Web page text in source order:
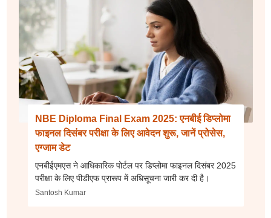
NBE Diploma Final Exam 2025: एनबीई डिप्लोमा
फाइनल दिसंबर परीक्षा के लिए आवेदन शुरू, जानें प्रोसेस,
एग्जाम डेट
एनबीईएमएस ने आधिकारिक पोर्टल पर डिप्लोमा फाइनल दिसंबर 2025
परीक्षा के लिए पीडीएफ प्रारूप में अधिसूचना जारी कर दी है।
Santosh Kumar